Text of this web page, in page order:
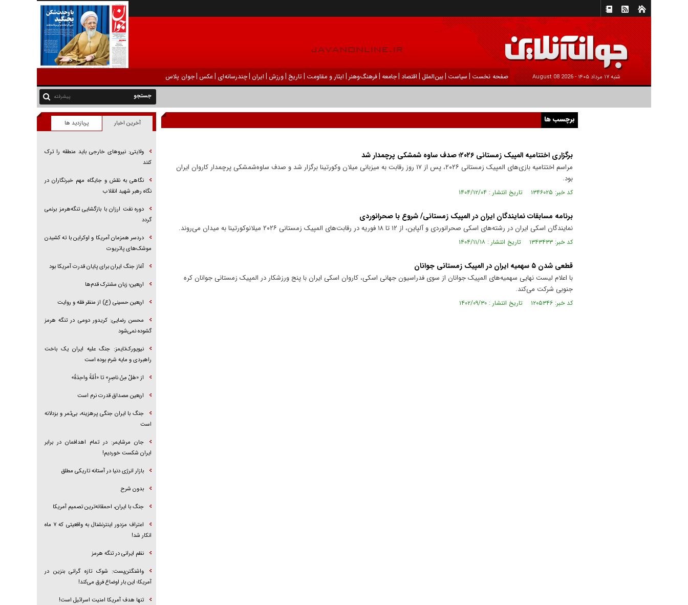
شنبه ۱۷ مرداد ۱۴۰۵ - 2026 August 08 صفحه نخست | سیاست |بين‌الملل | اقتصاد |جامعه |فرهنگ‌و‌هنر | ایثار و مقاومت |تاریخ |ورزش | ايران |چندرسانه‌ای |عکس |جوان پلاس
پیشرفته
برچسب ها
برگزاری اختتامیه المپیک زمستانی ۲۰۲۶؛ صدف ساوه شمشکی پرچمدار شد
مراسم اختتامیه بازی‌های المپیک زمستانی ۲۰۲۶، پس از ۱۷ روز رقابت به میزبانی میلان وکورتینا برگزار شد و صدف ساوه‌شمشکی پرچمدار کاروان ایران
بود.
کد خبر: ۱۳۴۶۰۲۵ تاریخ انتشار : ۱۴۰۴/۱۲/۰۴
برنامه مسابقات نمایندگان ایران در المپیک زمستانی/ شروع با صحرانوردی
نمایندگان اسکی ایران در رشته‌های اسکی صحرانوردی و آلپاین، از ۱۲ تا ۱۸ فوریه در رقابت‌های المپیک زمستانی ۲۰۲۶ میلانوکورتینا به میدان می‌روند.
کد خبر: ۱۳۴۳۴۳۳ تاریخ انتشار : ۱۴۰۴/۱۱/۱۸
قطعی شدن ۵ سهمیه ایران در المپیک زمستانی جوانان
با اعلام لیست نهایی سهمیه‌های المپیک جوانان از سوی فدراسیون جهانی اسکی، کاروان اسکی ایران با پنج ورزشکار در المپیک زمستانی جوانان کره
جنوبی شرکت می‌کند.
کد خبر: ۱۲۰۵۳۴۶ تاریخ انتشار : ۱۴۰۲/۰۹/۳۰
آخرین اخبار پربازدید ها
ولایتی: نیرو‌های خارجی باید منطقه را ترک
کنند
نگاهی به نقش و جایگاه مهم خبرنگاران در
نگاه رهبر شهید انقلاب
دوره نفت ارزان با بازگشایی تنگه‌هرمز برنمی
گردد
دردسر همزمان آمریکا و اوکراین با ته کشیدن
موشک‌های پاتریوت
آغاز جنگ ایران برای پایان قدرت آمریکا بود
اربعین؛ زبان مشترک قدم‌ها
اربعین حسینی (ع) از منظر فقه و روایت
محسن رضایی: کریدور دومی در تنگه هرمز
گشوده نمی‌شود
نیویورک‌تایمز: جنگ علیه ایران یک باخت
راهبردی و مایه شرم بوده است
از «هَلْ مِنْ ناصِرٍ» تا «اُمَّةً واحِدَةً»
اربعین مصداق قدرت نرم است
جنگ با ایران جنگی پرهزینه، بی‌ثمر و بزدلانه
است
جان مرشایمر: در تمام اهدافمان در برابر
ایران شکست خوردیم!
بازار انرژی دنیا در آستانه تاریکی مطلق
بدون شرح
جنگ با ایران، احمقانه‌ترین تصمیم آمریکا
اعتراف مزدور اینترنشنال به واقعیتی که ۷ ماه
انکار شد!
نظم ایرانی در تنگه هرمز
واشنگتن‌پست: شوک تازه گرانی بنزین در
آمریکا؛ این بار اوضاع فرق می‌کند!
تنها هدف آمریکا امنیت اسرائیل است!